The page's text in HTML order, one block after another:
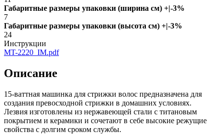
Габаритные размеры упаковки (ширина см) +|-3%
7
Габаритные размеры упаковки (высота см) +|-3%
24
Инструкции
MT-2220_IM.pdf
Описание
15-ваттная машинка для стрижки волос предназначена для
создания превосходной стрижки в домашних условиях.
Лезвия изготовлены из нержавеющей стали с титановым
покрытием и керамики и сочетают в себе высокие режущие
свойства с долгим сроком службы.